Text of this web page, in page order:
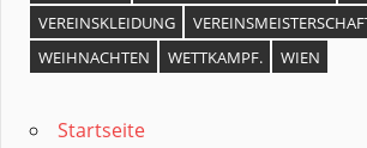
VEREINSKLEIDUNG
WEIHNACHTEN
WETTKAMPF. WIEN
Startseite